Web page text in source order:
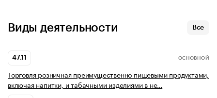
Виды деятельности Все
47.11 ОСНОВНОЙ
Торговля розничная преимущественно пищевыми продуктами,
включая напитки, и табачными изделиями в не…